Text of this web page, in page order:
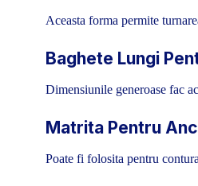
Aceasta forma permite
Baghete Lungi
Dimensiunile generoase fac
Matrita Pentru
Poate fi folosita pentru